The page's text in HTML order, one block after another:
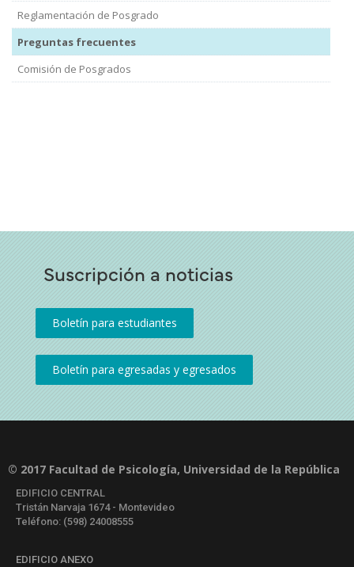
Reglamentación de Posgrado
Preguntas frecuentes
Comisión de Posgrados
Suscripción a noticias
© 2017 Facultad de Psicología, Universidad de la República
EDIFICIO CENTRAL
Tristán Narvaja 1674 - Montevideo
Teléfono: (598) 24008555
EDIFICIO ANEXO